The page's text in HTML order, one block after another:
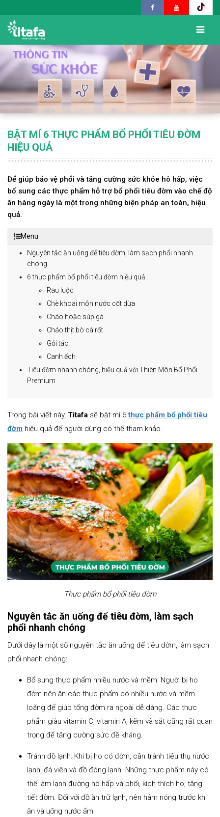
BẬT MÍ 6 THỰC PHẨM BỔ PHỔI TIÊU ĐỜM
HIỆU QUẢ
Để giúp bảo vệ phổi và tăng cường sức khỏe hô hấp, việc
bổ sung các thực phẩm hỗ trợ bổ phổi tiêu đờm vào chế độ
ăn hàng ngày là một trong những biện pháp an toàn, hiệu
quả.
Menu
Nguyên tắc ăn uống để tiêu đờm, làm sạch phổi nhanh
chóng
6 thực phẩm bổ phổi tiêu đờm hiệu quả
Rau luộc
Chè khoai môn nước cốt dừa
Cháo hoặc súp gà
Cháo thịt bò cà rốt
Gỏi táo
Canh ếch
Tiêu đờm nhanh chóng, hiệu quả với Thiên Môn Bổ Phổi
Premium
Trong bài viết này, Titafa sẽ bật mí 6thực phẩm bổ phổi tiêu
đờm hiệu quả để người dùng có thể tham khảo.
Thực phẩm bổ phổi tiêu đờm
Nguyên tắc ăn uống để tiêu đờm, làm sạch
phổi nhanh chóng
Dưới đây là một số nguyên tắc ăn uống để tiêu đờm, làm sạch
phổi nhanh chóng:
Bổ sung thực phẩm nhiều nước và mềm: Người bị ho
đờm nên ăn các thực phẩm có nhiều nước và mềm
loãng để giúp tống đờm ra ngoài dễ dàng. Các thực
phẩm giàu vitamin C, vitamin A, kẽm và sắt cũng rất quan
trọng để tăng cường sức đề kháng.
Tránh đồ lạnh: Khi bị ho có đờm, cần tránh tiêu thụ nước
lạnh, đá viên và đồ đông lạnh. Những thực phẩm này có
thể làm lạnh đường hô hấp và phổi, kích thích ho, tăng
tiết đờm. Đối với đồ ăn trữ lạnh, nên hâm nóng trước khi
ăn và uống nước ấm.